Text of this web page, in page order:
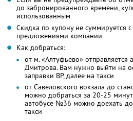
до забронированного времени,
использованным
Скидка по купону не суммируется
предложениями компании
Как добраться:
от м. «Алтуфьево»
Дмитрова. Вам нужно выйти на
заправки BP, далее на такси
от Савеловского вокзала до
можно добраться за 20-25
автобусе №36 можно доехать
такси